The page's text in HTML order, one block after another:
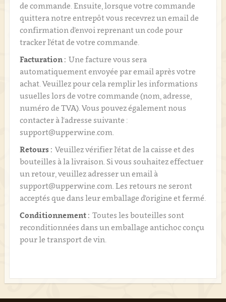
de commande. Ensuite, lorsque votre commande
quittera notre entrepôt vous recevrez un email de
confirmation d’envoi reprenant un code pour
tracker l’état de votre commande.
Facturation : Une facture vous sera
automatiquement envoyée par email après votre
achat. Veuillez pour cela remplir les informations
usuelles lors de votre commande (nom, adresse,
numéro de TVA). Vous pouvez également nous
contacter à l'adresse suivante :
support@upperwine.com.
Retours : Veuillez vérifier l'état de la caisse et des
bouteilles à la livraison. Si vous souhaitez effectuer
un retour, veuillez adresser un email à
support@upperwine.com. Les retours ne seront
acceptés que dans leur emballage d'origine et fermé.
Conditionnement : Toutes les bouteilles sont
reconditionnées dans un emballage antichoc conçu
pour le transport de vin.